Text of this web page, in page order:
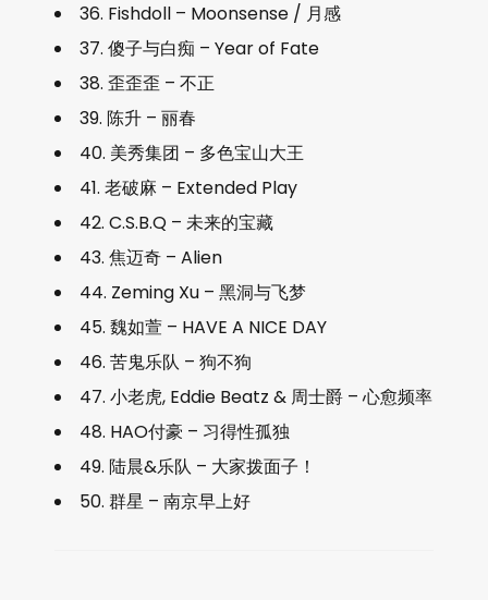
36. Fishdoll – Moonsense / 月感
37. 傻子与白痴 – Year of Fate
38. 歪歪歪 – 不正
39. 陈升 – 丽春
40. 美秀集团 – 多色宝山大王
41. 老破麻 – Extended Play
42. C.S.B.Q – 未来的宝藏
43. 焦迈奇 – Alien
44. Zeming Xu – 黑洞与飞梦
45. 魏如萱 – HAVE A NICE DAY
46. 苦鬼乐队 – 狗不狗
47. 小老虎, Eddie Beatz & 周士爵 – 心愈频率
48. HAO付豪 – 习得性孤独
49. 陆晨&乐队 – 大家拨面子！
50. 群星 – 南京早上好